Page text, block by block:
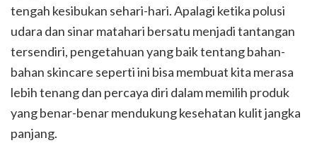
tengah kesibukan sehari-hari. Apalagi ketika polusi
udara dan sinar matahari bersatu menjadi tantangan
tersendiri, pengetahuan yang baik tentang bahan-
bahan skincare seperti ini bisa membuat kita merasa
lebih tenang dan percaya diri dalam memilih produk
yang benar-benar mendukung kesehatan kulit jangka
panjang.